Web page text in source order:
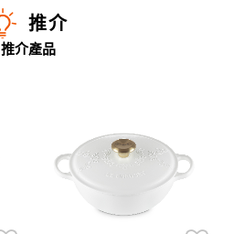
推介
推介產品